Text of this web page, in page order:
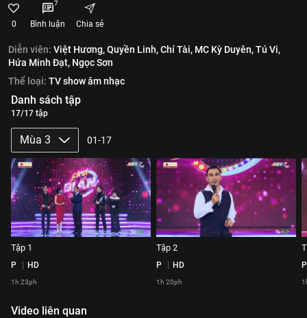
0
7
Bình luận Chia sẻ
Diễn viên: Việt Hương,Quyền Linh,Chí Tài, MC Kỳ Duyên,Tú Vi,
Hứa Minh Đạt, Ngọc Sơn
Thể loại: TV show âm nhạc
Danh sách tập
17/17 tập
Mùa 3 01-17
Tập 1
P HD
1h 23ph
Tập 2
P HD
1h 20ph
P
Video liên quan